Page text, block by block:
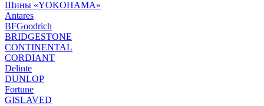
Шины «YOKOHAMA»
Antares
BFGoodrich
BRIDGESTONE
CONTINENTAL
CORDIANT
Delinte
DUNLOP
Fortune
GISLAVED